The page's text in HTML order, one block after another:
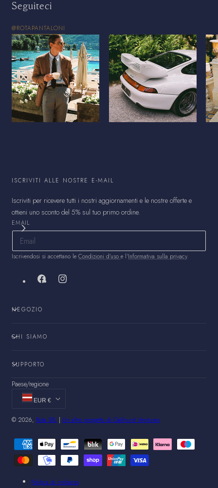
Seguiteci
@ROTAPANTALONI
ISCRIVITI ALLE NOSTRE E-MAIL
Iscriviti per ricevere tutti i nostri aggiornamenti e le nostre offerte e
ottieni uno sconto del 5% sul tuo primo ordine.
EMAIL
Iscrivendosi si accettano le Condizioni d'uso e l'Informativa sulla privacy.
FacebookInstagram
NEGOZIO
CHI SIAMO
SUPPORTO
Paese/regione
EUR €
© 2026, Rota SRL | Un altro progetto di Oakhurst Ventures
Metodi
di
pagamento
Politica di rimborso